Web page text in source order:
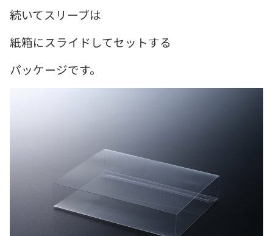
続いてスリーブは
紙箱にスライドしてセットする
パッケージです。